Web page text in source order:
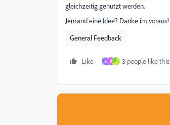
gleichzeitig genutzt werden.
Jemand eine Idee? Danke im voraus!
General Feedback
Like S P J 3 people like this